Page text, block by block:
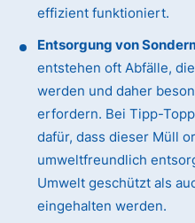
effizient funktioniert.
Entsorgung von
entstehen oft Abfälle,
werden und daher
erfordern. Bei Tipp-
dafür, dass dieser Müll
umweltfreundlich
Umwelt geschützt als
eingehalten werden.